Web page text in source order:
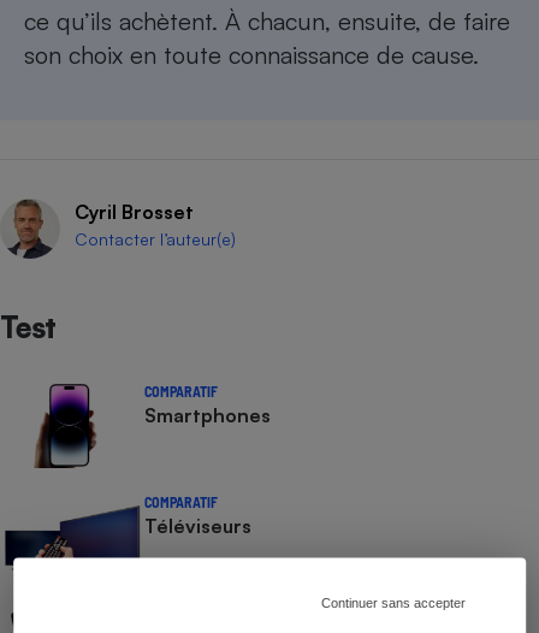
Continuer sans accepter
ce qu’ils achètent. À chacun, ensuite, de faire
son choix en toute connaissance de cause.
Cyril Brosset
Contacter l’auteur(e)
Test
COMPARATIF
Smartphones
COMPARATIF
Téléviseurs